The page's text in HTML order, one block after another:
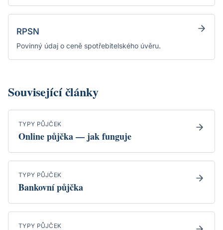
RPSN
Povinný údaj o ceně spotřebitelského úvěru.
Související články
TYPY PŮJČEK
Online půjčka — jak funguje
TYPY PŮJČEK
Bankovní půjčka
TYPY PŮJČEK